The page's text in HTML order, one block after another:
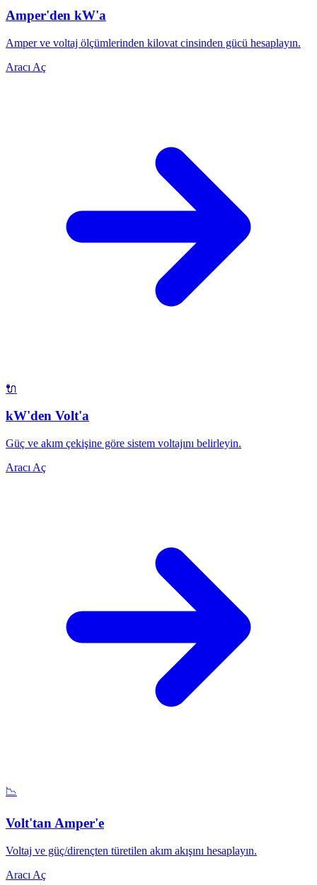
Amper'den kW'a
Amper ve voltaj ölçümlerinden kilovat cinsinden gücü hesaplayın.
Aracı Aç
🔌
kW'den Volt'a
Güç ve akım çekişine göre sistem voltajını belirleyin.
Aracı Aç
📉
Volt'tan Amper'e
Voltaj ve güç/dirençten türetilen akım akışını hesaplayın.
Aracı Aç